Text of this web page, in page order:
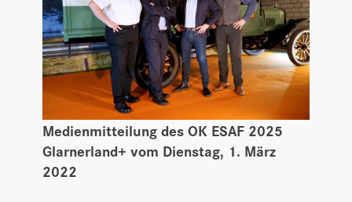
Medienmitteilung des OK ESAF 2025
Glarnerland+ vom Dienstag, 1. März
2022